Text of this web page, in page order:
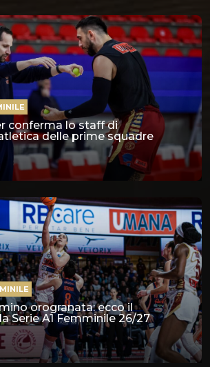
conferma lo staff di
delle prime squadre
orogranata: ecco il
Serie A1 Femminile 26/27